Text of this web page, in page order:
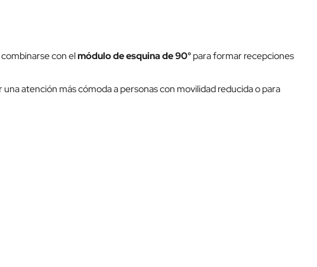
con elmódulo de esquina de 90°para formar recepciones
atención más cómoda a personas con movilidad reducida o para